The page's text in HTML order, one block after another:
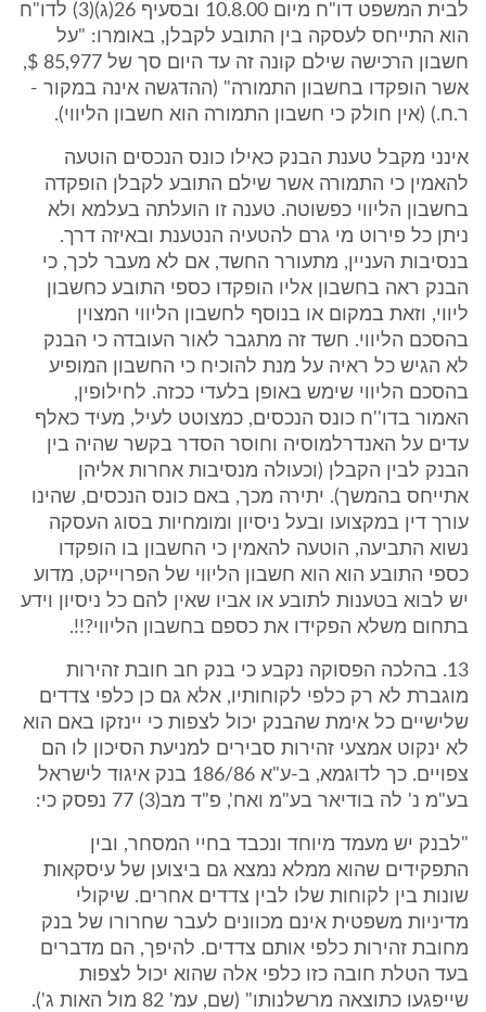
לבית המשפט דו"ח מיום 10.8.00 ובסעיף 26(ג)(3) לדו"ח
הוא התייחס לעסקה בין התובע לקבלן, באומרו: "על
חשבון הרכישה שילם קונה זה עד היום סך של 85,977 $,
אשר הופקדו בחשבון התמורה" (ההדגשה אינה במקור -
ר.ח.) (אין חולק כי חשבון התמורה הוא חשבון הליווי).
אינני מקבל טענת הבנק כאילו כונס הנכסים הוטעה
להאמין כי התמורה אשר שילם התובע לקבלן הופקדה
בחשבון הליווי כפשוטה. טענה זו הועלתה בעלמא ולא
ניתן כל פירוט מי גרם להטעיה הנטענת ובאיזה דרך.
בנסיבות העניין, מתעורר החשד, אם לא מעבר לכך, כי
הבנק ראה בחשבון אליו הופקדו כספי התובע כחשבון
ליווי, וזאת במקום או בנוסף לחשבון הליווי המצוין
בהסכם הליווי. חשד זה מתגבר לאור העובדה כי הבנק
לא הגיש כל ראיה על מנת להוכיח כי החשבון המופיע
בהסכם הליווי שימש באופן בלעדי ככזה. לחילופין,
האמור בדו''ח כונס הנכסים, כמצוטט לעיל, מעיד כאלף
עדים על האנדרלמוסיה וחוסר הסדר בקשר שהיה בין
הבנק לבין הקבלן (וכעולה מנסיבות אחרות אליהן
אתייחס בהמשך). יתירה מכך, באם כונס הנכסים, שהינו
עורך דין במקצועו ובעל ניסיון ומומחיות בסוג העסקה
נשוא התביעה, הוטעה להאמין כי החשבון בו הופקדו
כספי התובע הוא הוא חשבון הליווי של הפרוייקט, מדוע
יש לבוא בטענות לתובע או אביו שאין להם כל ניסיון וידע
בתחום משלא הפקידו את כספם בחשבון הליווי?!!.
13. בהלכה הפסוקה נקבע כי בנק חב חובת זהירות
מוגברת לא רק כלפי לקוחותיו, אלא גם כן כלפי צדדים
שלישיים כל אימת שהבנק יכול לצפות כי יינזקו באם הוא
לא ינקוט אמצעי זהירות סבירים למניעת הסיכון לו הם
צפויים. כך לדוגמא, ב-ע"א 186/86 בנק איגוד לישראל
בע"מ נ' לה בודיאר בע"מ ואח', פ"ד מב(3) 77 נפסק כי:
"לבנק יש מעמד מיוחד ונכבד בחיי המסחר, ובין
התפקידים שהוא ממלא נמצא גם ביצוען של עיסקאות
שונות בין לקוחות שלו לבין צדדים אחרים. שיקולי
מדיניות משפטית אינם מכוונים לעבר שחרורו של בנק
מחובת זהירות כלפי אותם צדדים. להיפך, הם מדברים
בעד הטלת חובה כזו כלפי אלה שהוא יכול לצפות
שייפגעו כתוצאה מרשלנותו" (שם, עמ' 82 מול האות ג').